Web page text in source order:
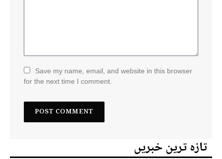
Save my name, email, and website in this browser
for the next time I comment.
تازہ ترین خبریں